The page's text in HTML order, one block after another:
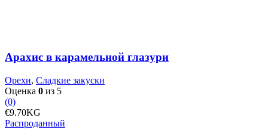
Арахис в карамельной глазури
Орехи, Сладкие закуски
Оценка 0 из 5
(0)
€9.70KG
Распроданный